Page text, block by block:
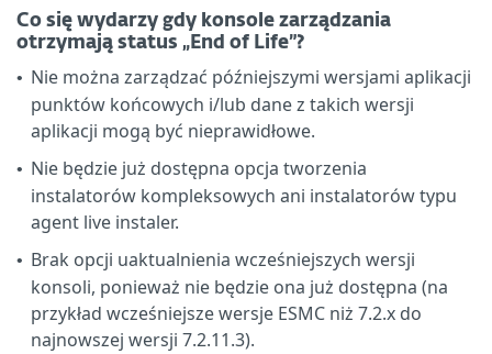
Co się wydarzy gdy konsole zarządzania
otrzymają status „End of Life”?
• Nie można zarządzać późniejszymi wersjami aplikacji
punktów końcowych i/lub dane z takich wersji
aplikacji mogą być nieprawidłowe.
• Nie będzie już dostępna opcja tworzenia
instalatorów kompleksowych ani instalatorów typu
agent live instaler.
• Brak opcji uaktualnienia wcześniejszych wersji
konsoli, ponieważ nie będzie ona już dostępna (na
przykład wcześniejsze wersje ESMC niż 7.2.x do
najnowszej wersji 7.2.11.3).